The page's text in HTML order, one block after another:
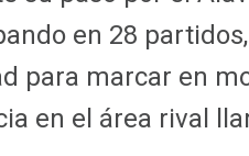
en 28
para marcar en
en el área rival